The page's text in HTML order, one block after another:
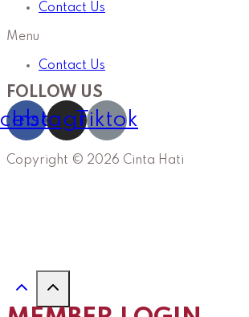
Contact Us
Menu
Contact Us
FOLLOW US
Instagram
Tiktok
Copyright © 2026 Cinta Hati